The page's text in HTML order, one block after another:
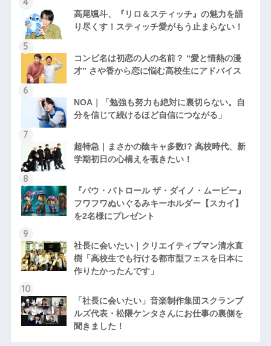
高尾颯斗、『リロ＆スティッチ』の魅力を語
り尽くす！スティッチ愛がもう止まらない！
コンビ名は初恋の人の名前？ “愛と情熱の漫
才” さや香から恋に悩む高校生にアドバイス
NOA｜「勉強も努力も絶対に裏切らない。自
分を信じて続けるほど自信につながる」
超特急｜まさかの陰キャ多数!? 高校時代、新
学期初日の心構えを覗きたい！
『パウ・パトロール ザ・ダイノ・ムービー』
フワフワぬいぐるみキーホルダー【スカイ】
を2名様にプレゼント
社長に会いたい｜クリエイティブマン清水直
樹「高校生でも行ける都市型フェスを日本に
作りたかったんです」
「社長に会いたい」音楽制作集団スクランブ
ルズ代表・松隈ケンタさんにお仕事の裏側を
聞きました！